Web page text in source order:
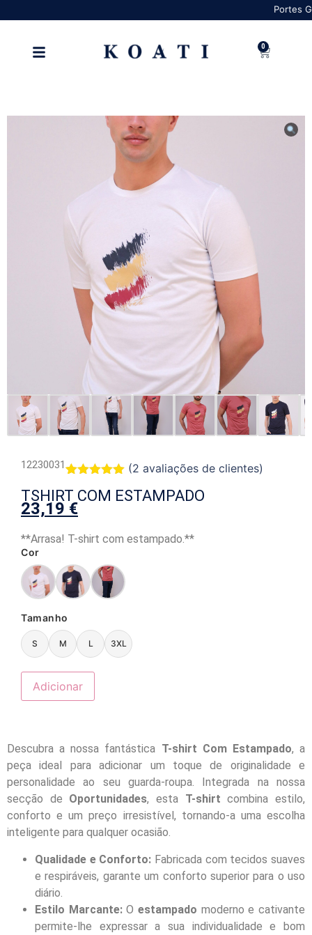
Portes
0
12230031
com 5.00
em 5 com
base em
de clientes
(2 avaliações de clientes)
TSHIRT COM ESTAMPADO
23,19 €
**Arrasa! T-shirt com estampado.**
Cor
Tamanho
S M L 3XL
Adicionar
Descubra a nossa fantástica T-shirt Com Estampado, a
peça ideal para adicionar um toque de originalidade e
personalidade ao seu guarda-roupa. Integrada na nossa
secção de Oportunidades, esta T-shirt combina estilo,
conforto e um preço irresistível, tornando-a uma escolha
inteligente para qualquer ocasião.
Qualidade e Conforto: Fabricada com tecidos suaves
e respiráveis, garante um conforto superior para o uso
diário.
Estilo Marcante:Oestampado moderno e cativante
permite-lhe expressar a sua individualidade e bom